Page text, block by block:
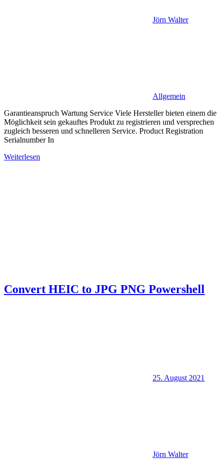
Jörn Walter
Allgemein
Garantieanspruch Wartung Service Viele Hersteller bieten einem die
Möglichkeit sein gekauftes Produkt zu registrieren und versprechen
zugleich besseren und schnelleren Service. Product Registration
Serialnumber In
Weiterlesen
Convert HEIC to JPG PNG Powershell
25. August 2021
Jörn Walter